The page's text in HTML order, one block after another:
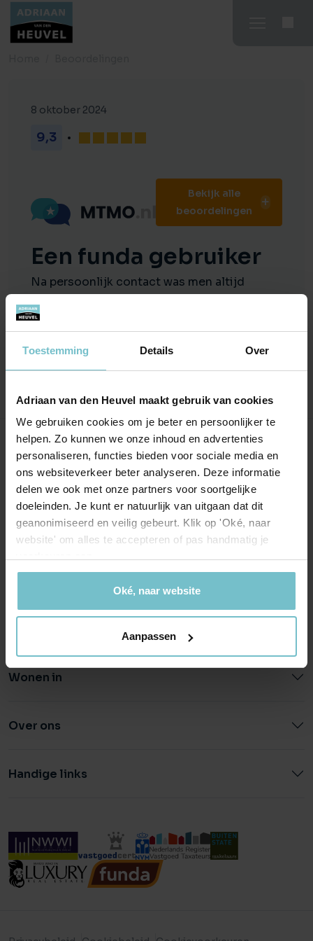
Toestemming Details Over
Adriaan van den Heuvel maakt gebruik van cookies
We gebruiken cookies om je beter en persoonlijker te
helpen. Zo kunnen we onze inhoud en advertenties
personaliseren, functies bieden voor sociale media en
ons websiteverkeer beter analyseren. Deze informatie
delen we ook met onze partners voor soortgelijke
doeleinden. Je kunt er natuurlijk van uitgaan dat dit
geanonimiseerd en veilig gebeurt. Klik op 'Oké, naar
website' om alles te accepteren of pas handmatig je
Oké, naar website
Aanpassen
8 oktober 2024
9,3
Bekijk alle
beoordelingen
Een funda gebruiker
Na persoonlijk contact was men altijd
bereikbaar om via e-mail of telefonisch
informatie te delen of antwoorden te
Onze kantoren
Helmond
Hoofdstraat 155
5706 AL Helmond
0492 - 661 884
Eindhoven
Aalsterweg 134c
5615 CJ Eindhoven
040 - 78 20 849
Wonen in
Over ons
Handige links